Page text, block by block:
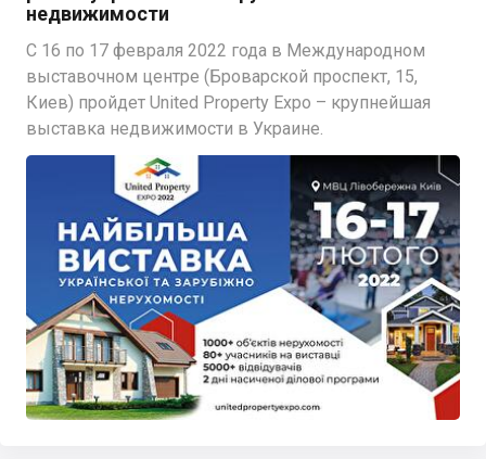
недвижимости
С 16 по 17 февраля 2022 года в Международном
выставочном центре (Броварской проспект, 15,
Киев) пройдет United Property Expo – крупнейшая
выставка недвижимости в Украине.